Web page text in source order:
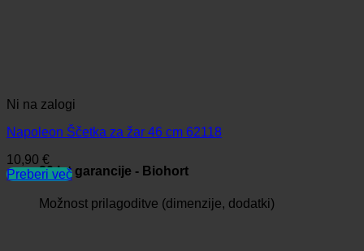
20 let garancije - Biohort
Možnost prilagoditve (dimenzije, dodatki)
Ni na zalogi
Napoleon Ščetka za žar 46 cm 62118
10,90 €
Preberi več